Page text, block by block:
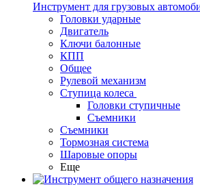
Инструмент для грузовых
Головки ударные
Двигатель
Ключи балонные
КПП
Общее
Рулевой механизм
Ступица колеса
Головки ступичные
Съемники
Съемники
Тормозная система
Шаровые опоры
Еще